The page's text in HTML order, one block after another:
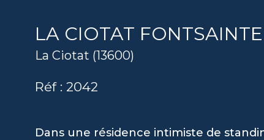
LA CIOTAT
La Ciotat (13600)
Réf : 2042
Dans une résidence intimiste de